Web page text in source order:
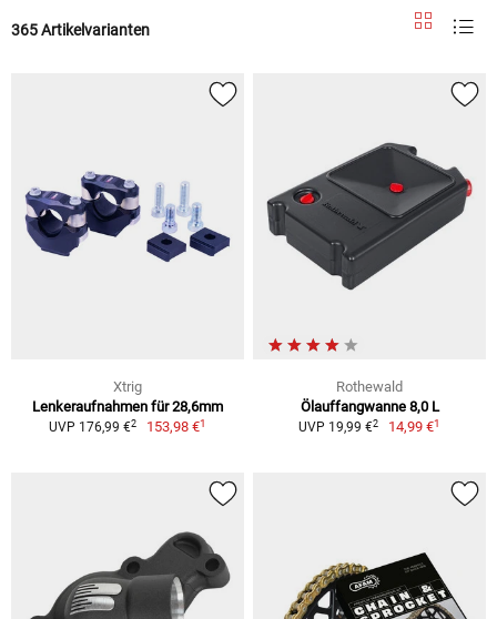
365 Artikelvarianten
Xtrig
Lenkeraufnahmen für 28,6mm
UVP 176,99 €2 153,98 €1
Rothewald
Ölauffangwanne 8,0 L
UVP 19,99 €2 14,99 €1